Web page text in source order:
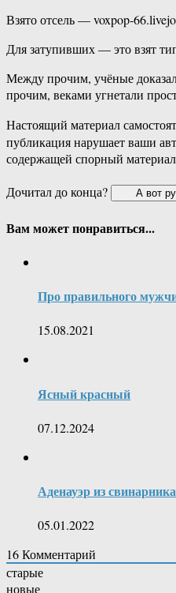
Взято отсель — voxpop-
Для затупивших — это взят
Между прочим, учёные
прочим, веками угнетали
Настоящий материал
публикация нарушает ваши
содержащей спорный
Дочитал до конца?
Вам может понравиться...
Про правильного
15.08.2021
Ясный красный
07.12.2024
Аденауэр из свинарника
05.01.2022
16Комментарий
старые
новые